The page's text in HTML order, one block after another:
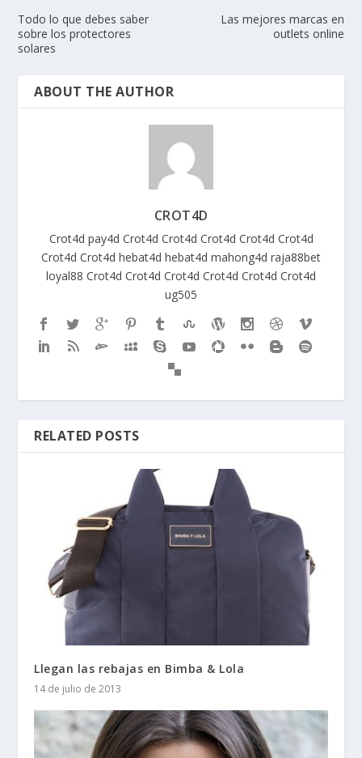
Todo lo que debes saber
sobre los protectores
solares
Las mejores marcas en
outlets online
ABOUT THE AUTHOR
CROT4D
Crot4d pay4d Crot4d Crot4d Crot4d Crot4d Crot4d
Crot4d Crot4d hebat4d hebat4d mahong4d raja88bet
loyal88 Crot4d Crot4d Crot4d Crot4d Crot4d Crot4d
ug505
RELATED POSTS
Llegan las rebajas en Bimba & Lola
14 de julio de 2013